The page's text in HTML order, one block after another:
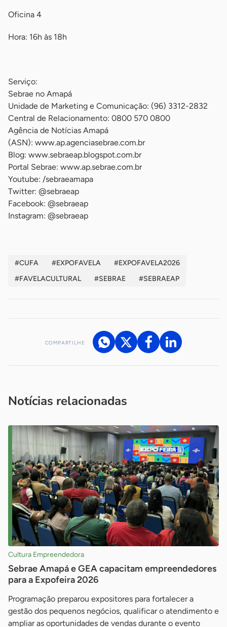
Oficina 4
Hora: 16h às 18h
Serviço:
Sebrae no Amapá
Unidade de Marketing e Comunicação: (96) 3312-2832
Central de Relacionamento: 0800 570 0800
Agência de Notícias Amapá
(ASN): www.ap.agenciasebrae.com.br
Blog: www.sebraeap.blogspot.com.br
Portal Sebrae: www.ap.sebrae.com.br
Youtube: /sebraeamapa
Twitter: @sebraeap
Facebook: @sebraeap
Instagram: @sebraeap
#CUFA #EXPOFAVELA
#EXPOFAVELA2026
#FAVELACULTURAL
#SEBRAE #SEBRAEAP
COMPARTILHE
Notícias relacionadas
Cultura Empreendedora
Sebrae Amapá e GEA capacitam empreendedores
para a Expofeira 2026
Programação preparou expositores para fortalecer a
gestão dos pequenos negócios, qualificar o atendimento e
ampliar as oportunidades de vendas durante o evento